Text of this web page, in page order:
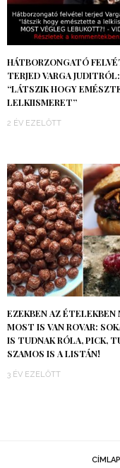
HÁTBORZONGATÓ
TERJED VARGA JUDITRÓL:
“LÁTSZIK HOGY
LELKIISMERET”
2 ÉV EZELŐTT
EZEKBEN AZ ÉTELEKBEN
MOST IS VAN ROVAR:
IS TUDNAK RÓLA, PICK,
SZAMOS IS A LISTÁN!
3 ÉV EZELŐTT